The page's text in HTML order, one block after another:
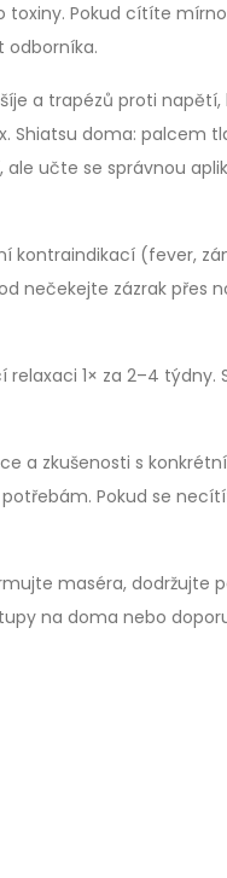
Pokud cítíte
odborníka.
a trapézů proti
Shiatsu doma: palcem
učte se správnou
kontraindikací (fever,
nečekejte zázrak přes
1× za 2–4
a zkušenosti s
Pokud se
maséra, dodržujte
na doma nebo